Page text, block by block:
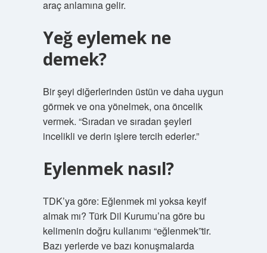
araç anlamına gelir.
Yeğ eylemek ne
demek?
Bir şeyi diğerlerinden üstün ve daha uygun
görmek ve ona yönelmek, ona öncelik
vermek. “Sıradan ve sıradan şeyleri
incelikli ve derin işlere tercih ederler.”
Eylenmek nasıl?
TDK’ya göre: Eğlenmek mi yoksa keyif
almak mı? Türk Dil Kurumu’na göre bu
kelimenin doğru kullanımı “eğlenmek”tir.
Bazı yerlerde ve bazı konuşmalarda